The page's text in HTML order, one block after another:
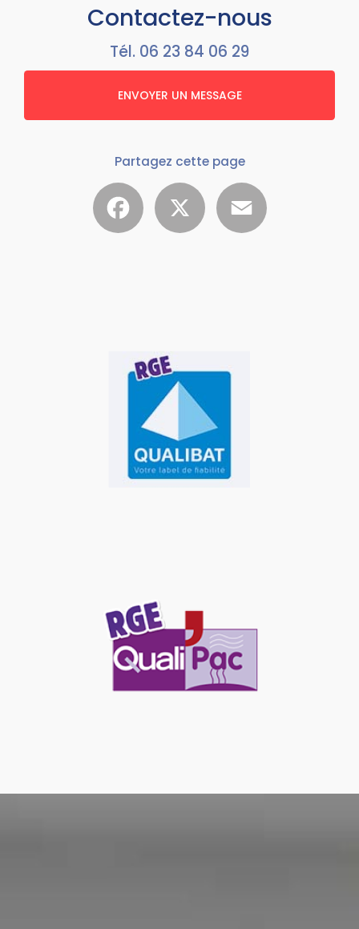
Contactez-nous
Tél. 06 23 84 06 29
ENVOYER UN MESSAGE
Partagez cette page
Facebook